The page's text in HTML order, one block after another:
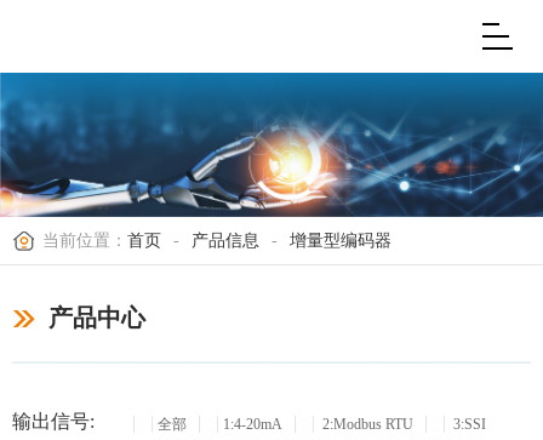
当前位置： 首页 - 产品信息 - 增量型编码器
产品中心
输出信号: 全部 1:4-20mA 2:Modbus RTU
3:SSI